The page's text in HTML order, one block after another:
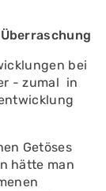
bei
- zumal in
Getöses
hätte man